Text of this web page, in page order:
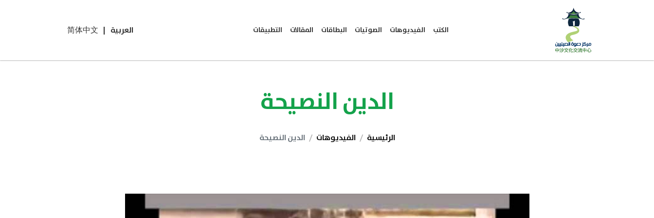
الكتب الفيديوهات الصوتيات البطاقات المقالات التطبيقات العربية |
简体中文
الدين النصيحة
الرئيسية الفيديوهات الدين النصيحة